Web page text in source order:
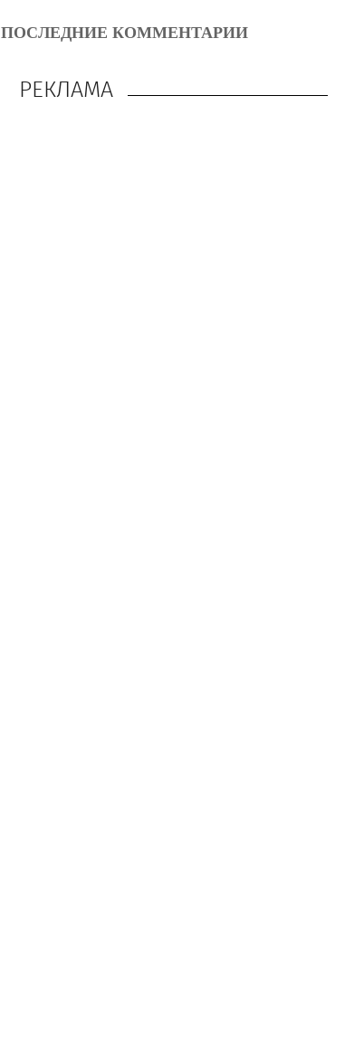
ПОСЛЕДНИЕ КОММЕНТАРИИ
РЕКЛАМА